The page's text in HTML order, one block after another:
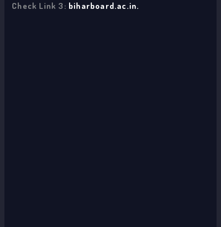
Check Link 3: biharboard.ac.in.